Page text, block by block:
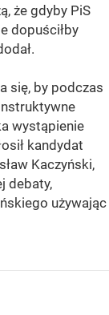
że gdyby PiS
dopuściłby
się, by podczas
wystąpienie
kandydat
Kaczyński,
debaty,
używając